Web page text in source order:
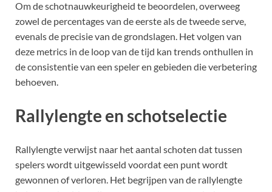
Om de schotnauwkeurigheid te beoordelen, overweeg
zowel de percentages van de eerste als de tweede serve,
evenals de precisie van de grondslagen. Het volgen van
deze metrics in de loop van de tijd kan trends onthullen in
de consistentie van een speler en gebieden die verbetering
behoeven.
Rallylengte en schotselectie
Rallylengte verwijst naar het aantal schoten dat tussen
spelers wordt uitgewisseld voordat een punt wordt
gewonnen of verloren. Het begrijpen van de rallylengte